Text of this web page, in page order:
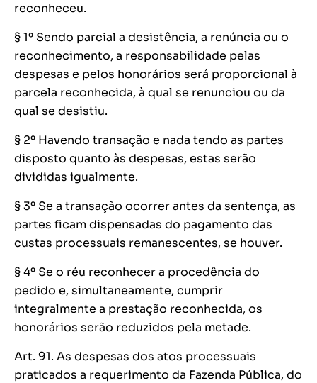
reconheceu.
§ 1º Sendo parcial a desistência, a renúncia ou o
reconhecimento, a responsabilidade pelas
despesas e pelos honorários será proporcional à
parcela reconhecida, à qual se renunciou ou da
qual se desistiu.
§ 2º Havendo transação e nada tendo as partes
disposto quanto às despesas, estas serão
divididas igualmente.
§ 3º Se a transação ocorrer antes da sentença, as
partes ficam dispensadas do pagamento das
custas processuais remanescentes, se houver.
§ 4º Se o réu reconhecer a procedência do
pedido e, simultaneamente, cumprir
integralmente a prestação reconhecida, os
honorários serão reduzidos pela metade.
Art. 91. As despesas dos atos processuais
praticados a requerimento da Fazenda Pública, do